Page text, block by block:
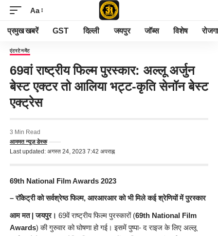
Aa
प्रमुख खबरें GST दिल्ली जयपुर जॉब्स विशेष
एंटरटेनमेंट
69वां राष्ट्रीय फिल्म पुरस्कार: अल्लू अर्जुन
बेस्ट एक्टर तो आलिया भट्ट-कृति सेनॉन बेस्ट
एक्ट्रेस
Last updated: अगस्त 24, 2023 7:42 अपराह्न
आममत न्यूज़ डेस्क
3 Min Read
69th National Film Awards 2023
– रॉकेट्री को सर्वश्रेष्ठ फिल्म, आरआरआर को भी मिले कई श्रेणियों में पुरस्कार
आम मत | जयपुर। 69वें राष्ट्रीय फिल्म पुरस्कारों (69th National Film
Awards) की गुरुवार को घोषणा हो गई। इसमें पुष्पा- द राइज के लिए अल्लू